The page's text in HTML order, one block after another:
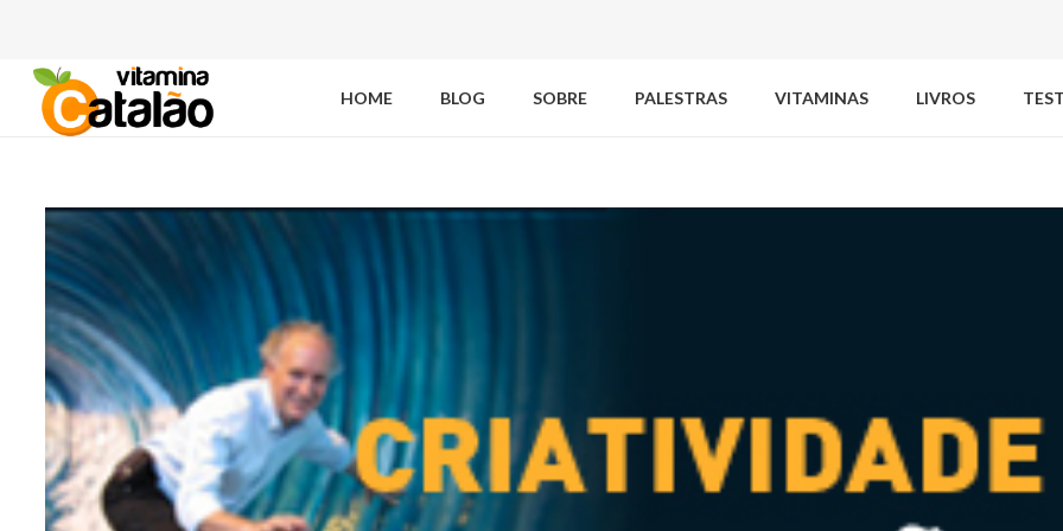
HOME BLOG SOBRE PALESTRAS VITAMINAS LIVROS